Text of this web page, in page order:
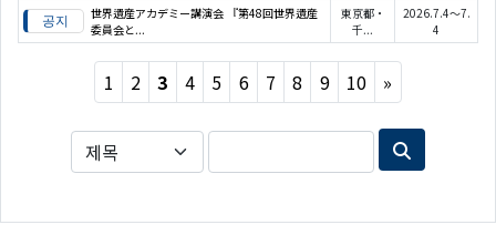
世界遺産アカデミー講演会 『第48回世界遺産
委員会と...
東京都・
千...
2026.7.4～7.
4
1 2 3 4 5 6 7 8 9 10 »